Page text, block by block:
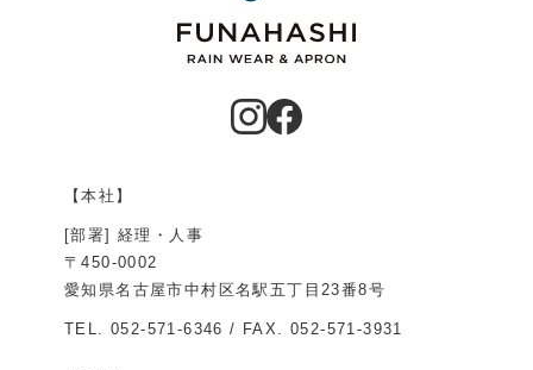
【本社】
[部署] 経理・人事
〒450-0002
愛知県名古屋市中村区名駅五丁目23番8号
TEL. 052-571-6346 / FAX. 052-571-3931